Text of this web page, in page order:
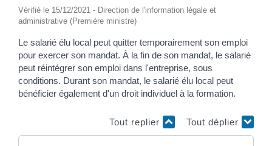
Vérifié le 15/12/2021 - Direction de l'information légale et
administrative (Première ministre)
Le salarié élu local peut quitter temporairement son emploi
pour exercer son mandat. À la fin de son mandat, le salarié
peut réintégrer son emploi dans l'entreprise, sous
conditions. Durant son mandat, le salarié élu local peut
bénéficier également d'un droit individuel à la formation.
Tout replier Tout déplier